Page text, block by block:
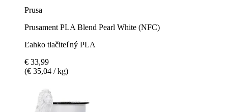
Prusa
Prusament PLA Blend Pearl White (NFC)
Ľahko tlačiteľný PLA
€ 33,99
(€ 35,04 / kg)